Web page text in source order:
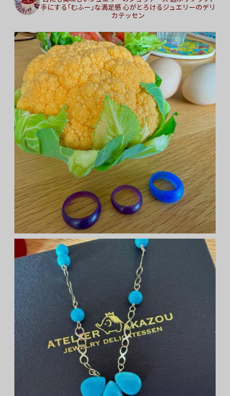
手にする「むふー」な満足感心がとろけるジュエリーのデリ
カテッセン